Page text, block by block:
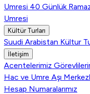
Umresi 40 Günlük
Umresi
Kültür Turları
Suudi Arabistan Kültur
İletişim
Acentelerimiz
Hac ve Umre Aşı
Hesap Numaralarımız